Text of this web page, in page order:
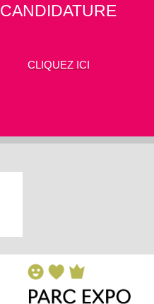
CANDIDATURE
CLIQUEZ ICI